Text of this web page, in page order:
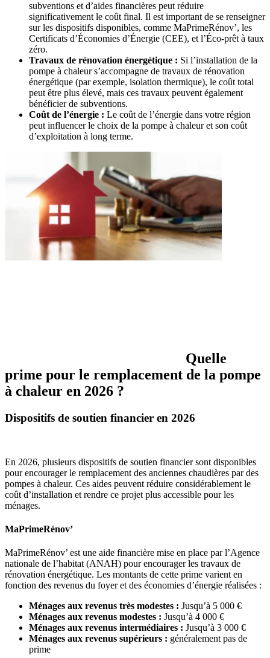
subventions et d’aides financières peut réduire
significativement le coût final. Il est important de se renseigner
sur les dispositifs disponibles, comme MaPrimeRénov’, les
Certificats d’Économies d’Énergie (CEE), et l’Éco-prêt à taux
zéro.
Travaux de rénovation énergétique : Si l’installation de la
pompe à chaleur s’accompagne de travaux de rénovation
énergétique (par exemple, isolation thermique), le coût total
peut être plus élevé, mais ces travaux peuvent également
bénéficier de subventions.
Coût de l’énergie : Le coût de l’énergie dans votre région
peut influencer le choix de la pompe à chaleur et son coût
d’exploitation à long terme.
Quelle
prime pour le remplacement de la pompe
à chaleur en 2026 ?
Dispositifs de soutien financier en 2026
En 2026, plusieurs dispositifs de soutien financier sont disponibles
pour encourager le remplacement des anciennes chaudières par des
pompes à chaleur. Ces aides peuvent réduire considérablement le
coût d’installation et rendre ce projet plus accessible pour les
ménages.
MaPrimeRénov’
MaPrimeRénov’ est une aide financière mise en place par l’Agence
nationale de l’habitat (ANAH) pour encourager les travaux de
rénovation énergétique. Les montants de cette prime varient en
fonction des revenus du foyer et des économies d’énergie réalisées :
Ménages aux revenus très modestes : Jusqu’à 5 000 €
Ménages aux revenus modestes : Jusqu’à 4 000 €
Ménages aux revenus intermédiaires : Jusqu’à 3 000 €
Ménages aux revenus supérieurs : généralement pas de
prime